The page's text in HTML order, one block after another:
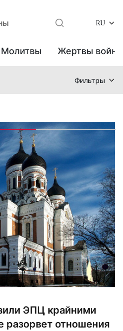
RU
Молитвы Жертвы
Фильтры
ЭПЦ крайними
разорвет отношения